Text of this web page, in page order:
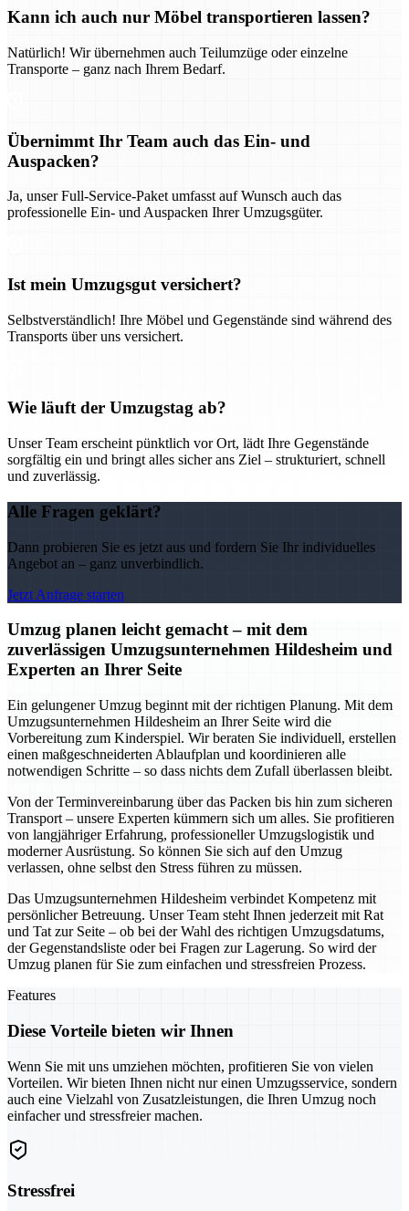
Kann ich auch nur Möbel transportieren lassen?
Natürlich! Wir übernehmen auch Teilumzüge oder einzelne
Transporte – ganz nach Ihrem Bedarf.
Übernimmt Ihr Team auch das Ein- und
Auspacken?
Ja, unser Full-Service-Paket umfasst auf Wunsch auch das
professionelle Ein- und Auspacken Ihrer Umzugsgüter.
Ist mein Umzugsgut versichert?
Selbstverständlich! Ihre Möbel und Gegenstände sind während des
Transports über uns versichert.
Wie läuft der Umzugstag ab?
Unser Team erscheint pünktlich vor Ort, lädt Ihre Gegenstände
sorgfältig ein und bringt alles sicher ans Ziel – strukturiert, schnell
und zuverlässig.
Alle Fragen geklärt?
Dann probieren Sie es jetzt aus und fordern Sie Ihr individuelles
Angebot an – ganz unverbindlich.
Jetzt Anfrage starten
Umzug planen leicht gemacht – mit dem
zuverlässigen Umzugsunternehmen Hildesheim und
Experten an Ihrer Seite
Ein gelungener Umzug beginnt mit der richtigen Planung. Mit dem
Umzugsunternehmen Hildesheim an Ihrer Seite wird die
Vorbereitung zum Kinderspiel. Wir beraten Sie individuell, erstellen
einen maßgeschneiderten Ablaufplan und koordinieren alle
notwendigen Schritte – so dass nichts dem Zufall überlassen bleibt.
Von der Terminvereinbarung über das Packen bis hin zum sicheren
Transport – unsere Experten kümmern sich um alles. Sie profitieren
von langjähriger Erfahrung, professioneller Umzugslogistik und
moderner Ausrüstung. So können Sie sich auf den Umzug
verlassen, ohne selbst den Stress führen zu müssen.
Das Umzugsunternehmen Hildesheim verbindet Kompetenz mit
persönlicher Betreuung. Unser Team steht Ihnen jederzeit mit Rat
und Tat zur Seite – ob bei der Wahl des richtigen Umzugsdatums,
der Gegenstandsliste oder bei Fragen zur Lagerung. So wird der
Umzug planen für Sie zum einfachen und stressfreien Prozess.
Features
Diese Vorteile bieten wir Ihnen
Wenn Sie mit uns umziehen möchten, profitieren Sie von vielen
Vorteilen. Wir bieten Ihnen nicht nur einen Umzugsservice, sondern
auch eine Vielzahl von Zusatzleistungen, die Ihren Umzug noch
einfacher und stressfreier machen.
Stressfrei